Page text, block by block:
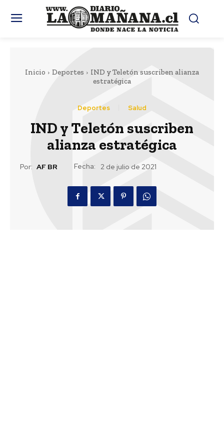
Inicio Deportes
IND y Teletón suscriben alianza
estratégica
Deportes Salud
IND y Teletón suscriben
alianza estratégica
Por: AF BR Fecha: 2 de julio de 2021